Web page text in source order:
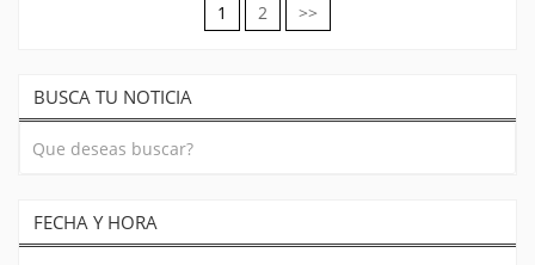
Navegación
entradas
1 2 >>
BUSCA TU NOTICIA
FECHA Y HORA